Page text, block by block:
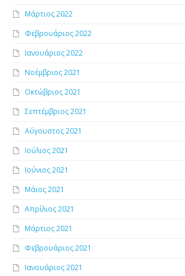
Μάρτιος 2022
Φεβρουάριος 2022
Ιανουάριος 2022
Νοέμβριος 2021
Οκτώβριος 2021
Σεπτέμβριος 2021
Αύγουστος 2021
Ιούλιος 2021
Ιούνιος 2021
Μάιος 2021
Απρίλιος 2021
Μάρτιος 2021
Φεβρουάριος 2021
Ιανουάριος 2021